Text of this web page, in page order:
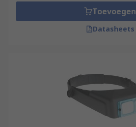
Toevoegen
Datasheets